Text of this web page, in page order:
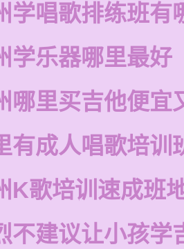
学唱歌排练班有
学乐器哪里最好
哪里买吉他便宜
有成人唱歌培训
K歌培训速成班
不建议让小孩学